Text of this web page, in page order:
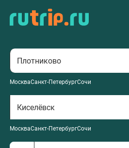
МоскваСанкт-ПетербургСочи
МоскваСанкт-ПетербургСочи